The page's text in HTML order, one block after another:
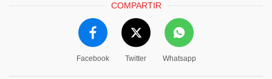
COMPARTIR
Facebook Twitter Whatsapp